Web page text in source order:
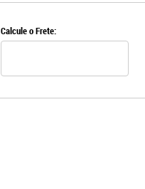
Calcule o Frete: